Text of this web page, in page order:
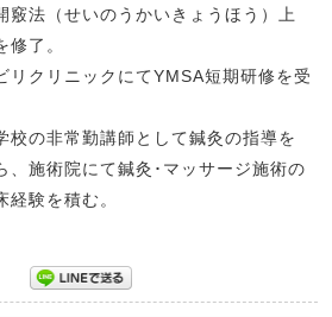
竅法（せいのうかいきょうほう）上
修了。
リクリニックにてYMSA短期研修を受
校の非常勤講師として鍼灸の指導を
、施術院にて鍼灸･マッサージ施術の
経験を積む。